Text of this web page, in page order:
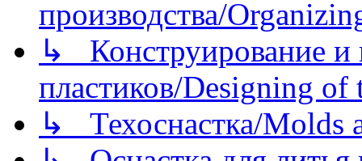
производства/
↳ Конструирование и
пластиков/Designing of
↳ Техоснастка/Molds